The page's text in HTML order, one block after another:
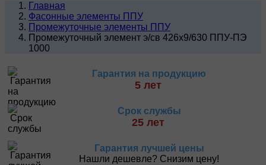
Главная
Фасонные элементы ППУ
Промежуточные элементы ППУ
Промежуточный элемент э/св 426х9/630 ППУ-ПЭ
1000
Гарантия на продукцию
5 лет
Срок службы
25 лет
Гарантия лучшей цены
Нашли дешевле? Снизим цену!